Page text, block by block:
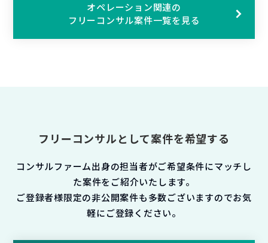
オペレーション関連の
フリーコンサル案件一覧を見る
フリーコンサルとして案件を希望する
コンサルファーム出身の担当者がご希望条件にマッチし
た案件をご紹介いたします。
ご登録者様限定の非公開案件も多数ございますのでお気
軽にご登録ください。